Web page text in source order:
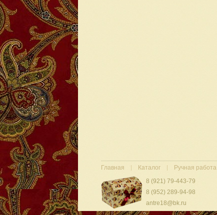
Главная Каталог Ручная работа
8 (921) 79-443-79
8 (952) 289-94-98
antre18@bk.ru